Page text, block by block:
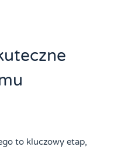
to kluczowy etap,